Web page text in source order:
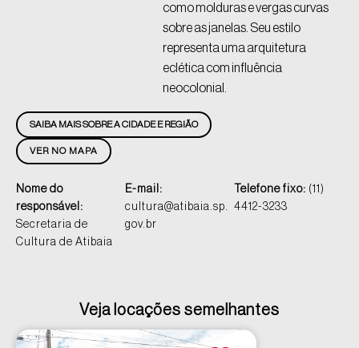
como molduras e vergas curvas
sobre as janelas. Seu estilo
representa uma arquitetura
eclética com influência
neocolonial.
VER NO MAPA
SAIBA MAIS SOBRE A CIDADE E REGIÃO
Nome do
responsável:
Secretaria de
Cultura de Atibaia
E-mail:
cultura@atibaia.sp.
gov.br
Telefone fixo: (11)
4412-3233
Veja locações semelhantes